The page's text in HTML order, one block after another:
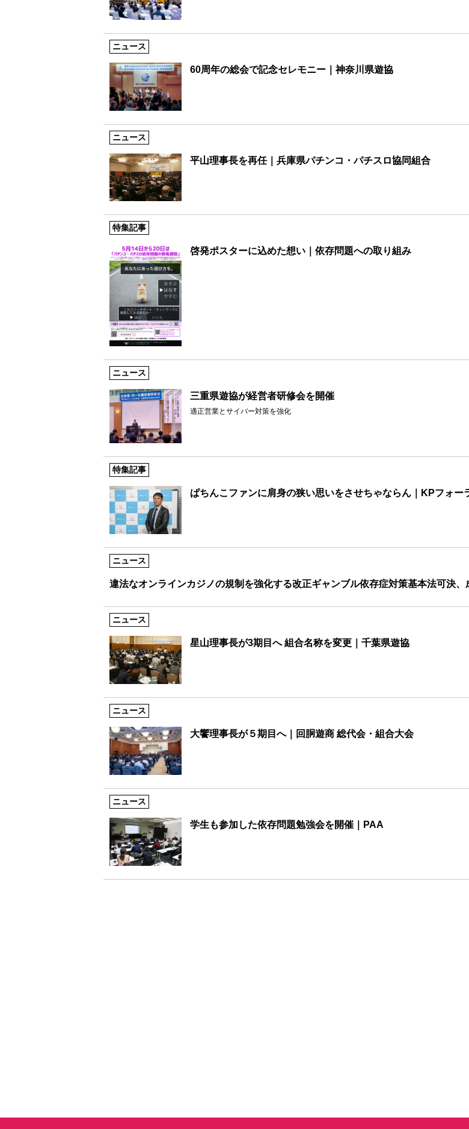
ニュース
60周年の総会で記念セレモニー｜神奈川県遊協
ニュース
平山理事長を再任｜兵庫県パチンコ・パチスロ協同組合
特集記事
啓発ポスターに込めた想い｜依存問題への取り組み
ニュース
三重県遊協が経営者研修会を開催
適正営業とサイバー対策を強化
特集記事
ぱちんこファンに肩身の狭い思いをさせちゃならん｜KPフォー
ニュース
違法なオンラインカジノの規制を強化する改正ギャンブル依存症対策基本法可決、
ニュース
星山理事長が3期目へ 組合名称を変更｜千葉県遊協
ニュース
大饗理事長が５期目へ｜回胴遊商 総代会・組合大会
ニュース
学生も参加した依存問題勉強会を開催｜PAA